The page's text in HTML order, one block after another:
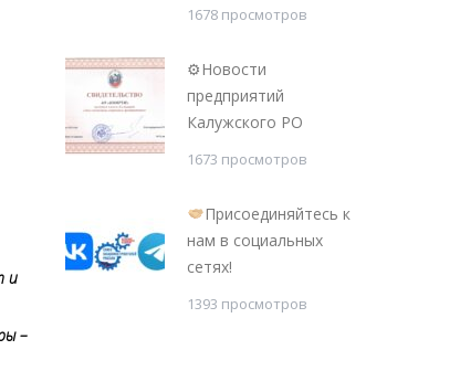
и
–
1678 просмотров
⚙Новости
предприятий
Калужского РО
1673 просмотров
Присоединяйтесь к
нам в социальных
сетях!
1393 просмотров